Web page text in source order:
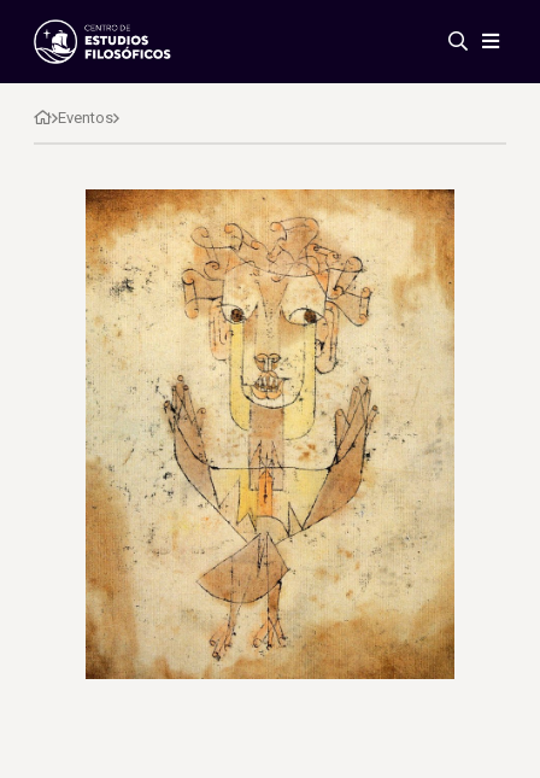
Eventos
Novedades
Investigación
Redes
Publicaciones
Galería
EN
Acerca de nosotros
Miembros
Reglamento
Convenios
Eventos